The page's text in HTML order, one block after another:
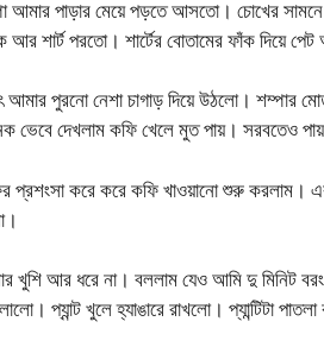
আমার পাড়ার মেয়ে পড়তে আসতো। চোখের
শার্ট পরতো। শার্টের বোতামের ফাঁক দিয়ে পেট
আমার পুরনো নেশা চাগাড় দিয়ে উঠলো। শম্পার
ভেবে দেখলাম কফি খেলে মুত পায়। সরবতেও
প্রশংসা করে করে কফি খাওয়ানো শুরু করলাম।
খুশি আর ধরে না। বললাম যেও আমি দু মিনিট
প্যান্ট খুলে হ্যাঙারে রাখলো। প্যান্টিটা